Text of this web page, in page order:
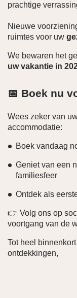
prachtige
Nieuwe
ruimtes voor uw
We bewaren het
uw vakantie in
📅 Boek nu
Wees zeker van
accommodatie:
Boek vandaag
Geniet van een
familiesfeer
Ontdek als
👉 Volg ons op
voortgang van de
Tot heel
ontdekkingen,